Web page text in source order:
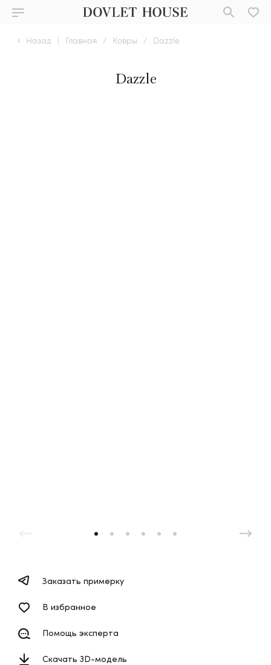
Назад | Главная / Ковры / Dazzle
Dazzle
Заказать примерку
В избранное
Помощь эксперта
Скачать 3D-модель